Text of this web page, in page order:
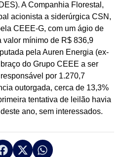
A Companhia Florestal,
acionista a siderúrgica CSN,
CEEE-G, com um ágio de
valor mínimo de R$ 836,9
pela Auren Energia (ex-
do Grupo CEEE a ser
por 1.270,7
outorgada, cerca de 13,3%
tentativa de leilão havia
ano, sem interessados.